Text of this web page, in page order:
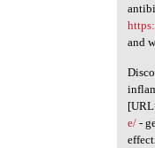
and
e/-